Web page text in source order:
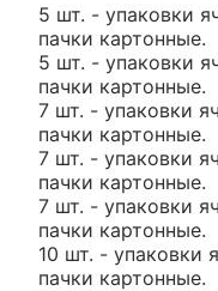
5 шт. - упаковки
пачки картонные.
5 шт. - упаковки
пачки картонные.
7 шт. - упаковки
пачки картонные.
7 шт. - упаковки
пачки картонные.
7 шт. - упаковки
пачки картонные.
10 шт. - упаковки
пачки картонные.